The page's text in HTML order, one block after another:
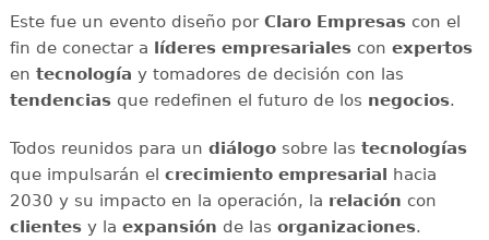
Este fue un evento diseño por Claro Empresascon el
fin de conectar a líderes empresarialescon expertos
en tecnología y tomadores de decisión con las
tendenciasque redefinen el futuro de los negocios.
Todos reunidos para un diálogosobre las tecnologías
que impulsarán el crecimiento empresarial hacia
2030 y su impacto en la operación, la relación con
clientesy la expansión de las organizaciones.